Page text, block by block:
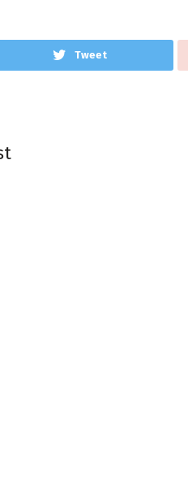
Tweet